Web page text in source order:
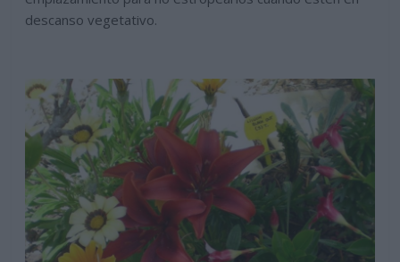
descanso vegetativo.